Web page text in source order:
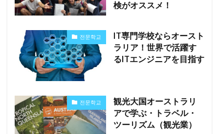
検がオススメ！
전문학교
IT専門学校ならオースト
ラリア！世界で活躍す
るITエンジニアを目指す
전문학교
観光大国オーストラリ
アで学ぶ・トラベル・
ツーリズム（観光業）